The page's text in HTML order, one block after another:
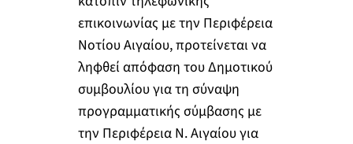
επικοινωνίας με την Περιφέρεια
Νοτίου Αιγαίου, προτείνεται να
ληφθεί απόφαση του Δημοτικού
συμβουλίου για τη σύναψη
προγραμματικής σύμβασης με
την Περιφέρεια Ν. Αιγαίου για